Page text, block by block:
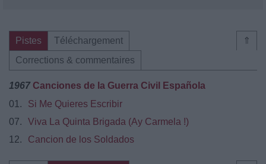
⇑
Pistes
Téléchargement
Corrections & commentaires
1967 Canciones de la Guerra Civil Española
01.
Si Me Quieres Escribir
07.
Viva La Quinta Brigada (Ay Carmela !)
12.
Cancion de los Soldados